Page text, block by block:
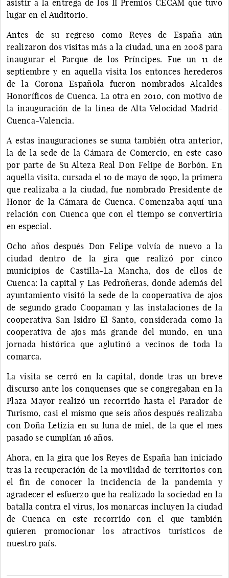
asistir a la entrega de los II Premios CECAM que tuvo
lugar en el Auditorio.
Antes de su regreso como Reyes de España aún
realizaron dos visitas más a la ciudad, una en 2008 para
inaugurar el Parque de los Príncipes. Fue un 11 de
septiembre y en aquella visita los entonces herederos
de la Corona Española fueron nombrados Alcaldes
Honoríficos de Cuenca. La otra en 2010, con motivo de
la inauguración de la línea de Alta Velocidad Madrid-
Cuenca-Valencia.
A estas inauguraciones se suma también otra anterior,
la de la sede de la Cámara de Comercio, en este caso
por parte de Su Alteza Real Don Felipe de Borbón. En
aquella visita, cursada el 10 de mayo de 1990, la primera
que realizaba a la ciudad, fue nombrado Presidente de
Honor de la Cámara de Cuenca. Comenzaba aquí una
relación con Cuenca que con el tiempo se convertiría
en especial.
Ocho años después Don Felipe volvía de nuevo a la
ciudad dentro de la gira que realizó por cinco
municipios de Castilla-La Mancha, dos de ellos de
Cuenca: la capital y Las Pedroñeras, donde además del
ayuntamiento visitó la sede de la cooperaativa de ajos
de segundo grado Coopaman y las instalaciones de la
cooperativa San Isidro El Santo, considerada como la
cooperativa de ajos más grande del mundo, en una
jornada histórica que aglutinó a vecinos de toda la
comarca.
La visita se cerró en la capital, donde tras un breve
discurso ante los conquenses que se congregaban en la
Plaza Mayor realizó un recorrido hasta el Parador de
Turismo, casi el mismo que seis años después realizaba
con Doña Letizia en su luna de miel, de la que el mes
pasado se cumplían 16 años.
Ahora, en la gira que los Reyes de España han iniciado
tras la recuperación de la movilidad de territorios con
el fin de conocer la incidencia de la pandemia y
agradecer el esfuerzo que ha realizado la sociedad en la
batalla contra el virus, los monarcas incluyen la ciudad
de Cuenca en este recorrido con el que también
quieren promocionar los atractivos turísticos de
nuestro país.